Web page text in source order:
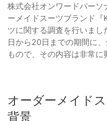
株式会社オンワードパー
ーメイドスーツブランド
ツに関する調査を行いま
日から20日までの期間に
もので、その内容は非常に
オーダーメイド
背景